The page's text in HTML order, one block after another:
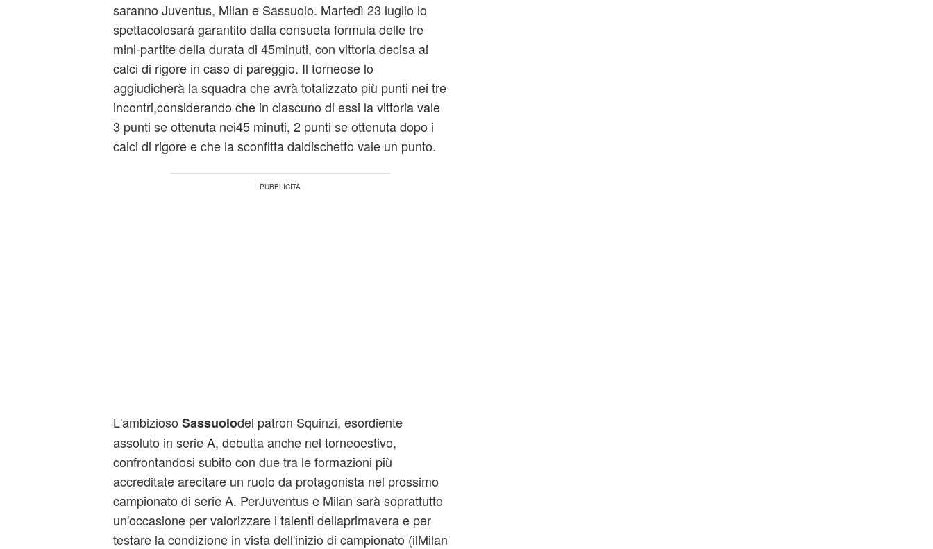
saranno Juventus, Milan e Sassuolo. Martedì 23 luglio lo
spettacolosarà garantito dalla consueta formula delle tre
mini-partite della durata di 45minuti, con vittoria decisa ai
calci di rigore in caso di pareggio. Il torneose lo
aggiudicherà la squadra che avrà totalizzato più punti nei tre
incontri,considerando che in ciascuno di essi la vittoria vale
3 punti se ottenuta nei45 minuti, 2 punti se ottenuta dopo i
calci di rigore e che la sconfitta daldischetto vale un punto.
L'ambizioso Sassuolodel patron Squinzi, esordiente
assoluto in serie A, debutta anche nel torneoestivo,
confrontandosi subito con due tra le formazioni più
accreditate arecitare un ruolo da protagonista nel prossimo
campionato di serie A. PerJuventus e Milan sarà soprattutto
un'occasione per valorizzare i talenti dellaprimavera e per
testare la condizione in vista dell'inizio di campionato (ilMilan